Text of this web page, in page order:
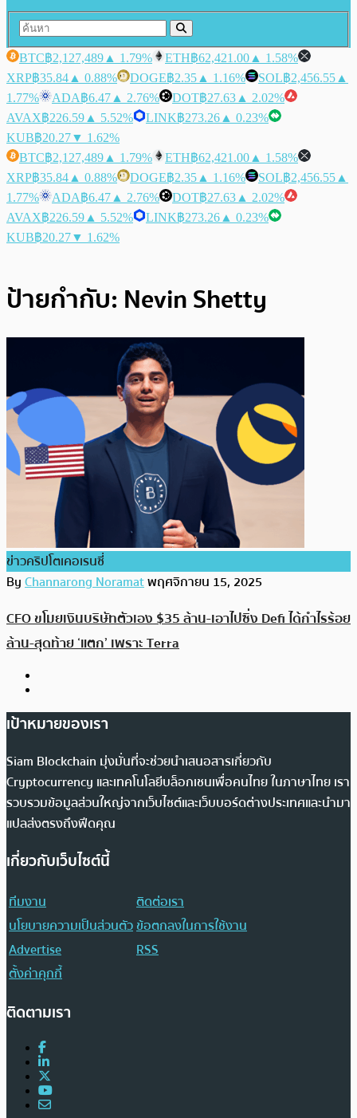
BTC฿2,127,489 ▲ 1.79% ETH฿62,421.00 ▲ 1.58%
XRP฿35.84 ▲ 0.88% DOGE฿2.35 ▲ 1.16% SOL฿2,456.55 ▲
1.77%
ADA฿6.47 ▲ 2.76% DOT฿27.63 ▲ 2.02%
AVAX฿226.59 ▲ 5.52% LINK฿273.26 ▲ 0.23%
KUB฿20.27▼ 1.62%
BTC฿2,127,489 ▲ 1.79% ETH฿62,421.00 ▲ 1.58%
XRP฿35.84 ▲ 0.88% DOGE฿2.35 ▲ 1.16% SOL฿2,456.55 ▲
1.77%
ADA฿6.47 ▲ 2.76% DOT฿27.63 ▲ 2.02%
AVAX฿226.59 ▲ 5.52% LINK฿273.26 ▲ 0.23%
KUB฿20.27▼ 1.62%
ป้ายกำกับ: Nevin Shetty
ข่าวคริปโตเคอเรนซี่
ByChannarong Noramatพฤศจิกายน 15, 2025
CFO ขโมยเงินบริษัทตัวเอง $35 ล้าน-เอาไปซิ่ง Defi ได้กำไรร้อย
ล้าน-สุดท้าย ‘แตก’ เพราะ Terra
เป้าหมายของเรา
Siam Blockchain มุ่งมั่นที่จะช่วยนำเสนอสารเกี่ยวกับ
Cryptocurrency และเทคโนโลยีบล็อกเชนเพื่อคนไทย ในภาษาไทย เรา
รวบรวมข้อมูลส่วนใหญ่จากเว็บไซต์และเว็บบอร์ดต่างประเทศและนำมา
แปลส่งตรงถึงฟีดคุณ
เกี่ยวกับเว็บไซต์นี้
ทีมงาน
ติดต่อเรา
นโยบายความเป็นส่วนตัวข้อตกลงในการใช้งาน
Advertise
RSS
ตั้งค่าคุกกี้
ติดตามเรา